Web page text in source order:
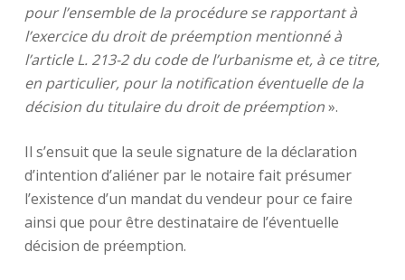
pour l’ensemble de la procédure se rapportant à
l’exercice du droit de préemption mentionné à
l’article L. 213-2 du code de l’urbanisme et, à ce titre,
en particulier, pour la notification éventuelle de la
décision du titulaire du droit de préemption».
Il s’ensuit que la seule signature de la déclaration
d’intention d’aliéner par le notaire fait présumer
l’existence d’un mandat du vendeur pour ce faire
ainsi que pour être destinataire de l’éventuelle
décision de préemption.